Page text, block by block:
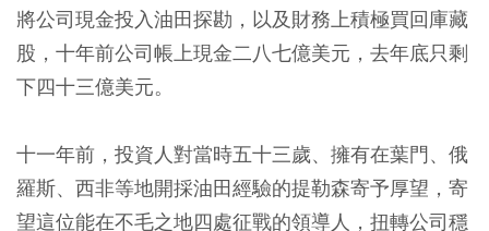
將公司現金投入油田探勘，以及財務上積極買回庫藏
股，十年前公司帳上現金二八七億美元，去年底只剩
下四十三億美元。
十一年前，投資人對當時五十三歲、擁有在葉門、俄
羅斯、西非等地開採油田經驗的提勒森寄予厚望，寄
望這位能在不毛之地四處征戰的領導人，扭轉公司穩